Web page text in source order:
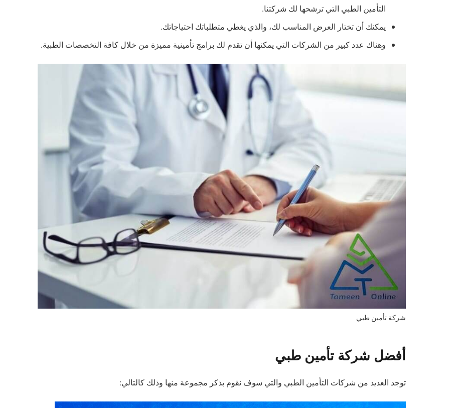
التأمين الطبي التي ترشحها لك شركتنا.
يمكنك أن تختار العرض المناسب لك، والذي يغطي متطلباتك احتياجاتك.
وهناك عدد كبير من الشركات التي يمكنها أن تقدم لك برامج تأمينية مميزة من خلال كافة التخصصات الطبية.
شركة تأمين طبي
أفضل شركة تأمين طبي
توجد العديد من شركات التأمين الطبي والتي سوف نقوم بذكر مجموعة منها وذلك كالتالي: